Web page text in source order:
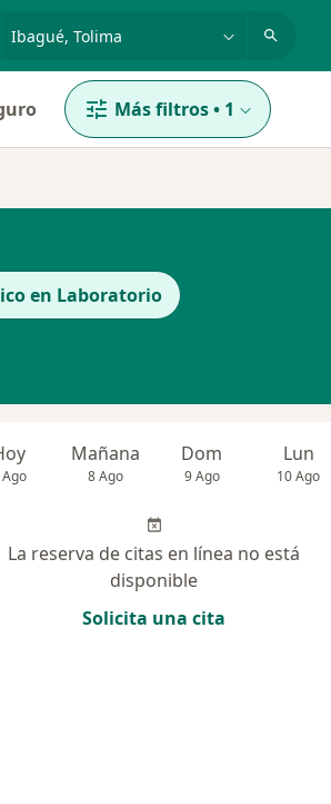
p. ej. Bogotá
Más filtros• 1
en Laboratorio
Mañana
8 Ago
Dom
9 Ago
Lun
10 Ago
La reserva de citas en línea no está
disponible
Solicita una cita